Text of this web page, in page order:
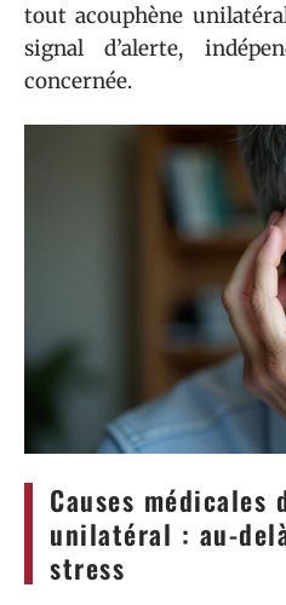
tout acouphène
signal d’alerte,
concernée.
Causes médicales
unilatéral : au-
stress